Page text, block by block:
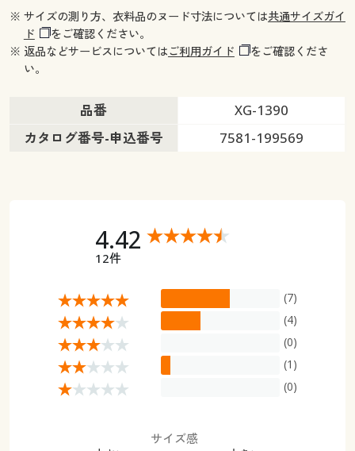
※ サイズの測り方、衣料品のヌード寸法については共通サイズガイ
ド
をご確認ください。
※ 返品などサービスについてはご利用ガイド
をご確認くださ
い。
品番
XG-1390
カタログ番号-申込番号
7581-199569
4.42
12件
(7)
(4)
(0)
(1)
(0)
サイズ感